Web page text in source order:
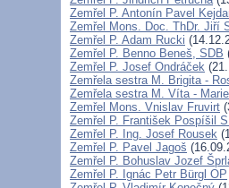
Zemřel P. Antonín Pavel
Zemřel Mons. Doc. ThDr. Jiří
Zemřel P. Adam Rucki
Zemřel P. Benno Beneš, SDB
Zemřel P. Josef Ondráček
Zemřela sestra M. Brigita -
Zemřela sestra M. Víta -
Zemřel Mons. Vnislav Fruvirt
Zemřel P. František Pospíšil
Zemřel P. Ing. Josef Rousek
Zemřel P. Pavel Jagoš
Zemřel P. Bohuslav Jozef
Zemřel P. Ignác Petr Bürgl OP